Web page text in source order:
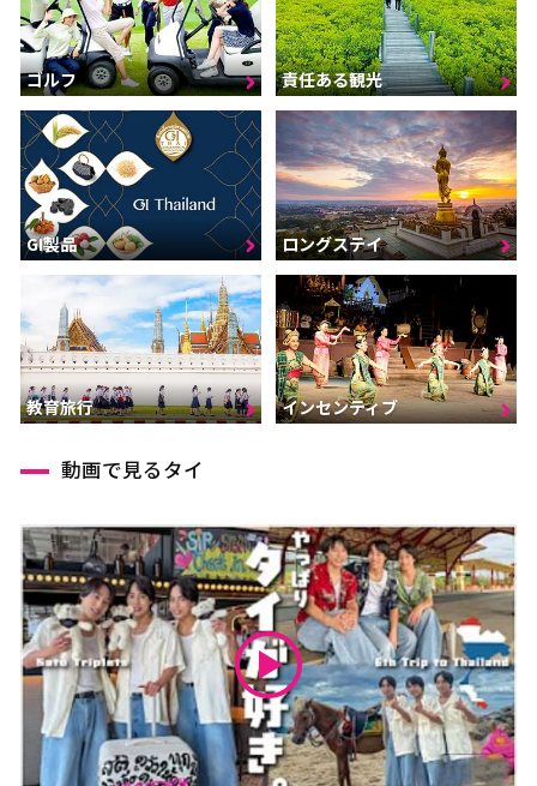
ゴルフ 責任ある観光
GI製品 ロングステイ
教育旅行 インセンティブ
動画で見るタイ